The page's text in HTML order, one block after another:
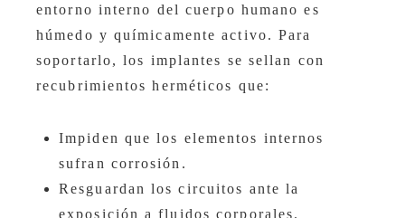
entorno interno del cuerpo humano es
húmedo y químicamente activo. Para
soportarlo, los implantes se sellan con
recubrimientos herméticos que:
Impiden que los elementos internos
sufran corrosión.
Resguardan los circuitos ante la
exposición a fluidos corporales.